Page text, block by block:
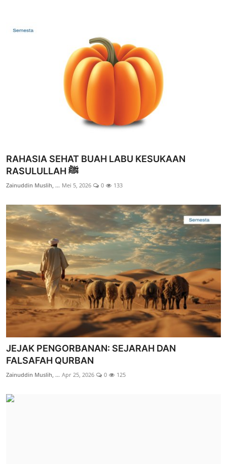
RAHASIA SEHAT BUAH LABU KESUKAAN
RASULULLAH ﷺ
Zainuddin Muslih, ... Mei 5, 2026 0 133
JEJAK PENGORBANAN: SEJARAH DAN
FALSAFAH QURBAN
Zainuddin Muslih, ... Apr 25, 2026 0 125